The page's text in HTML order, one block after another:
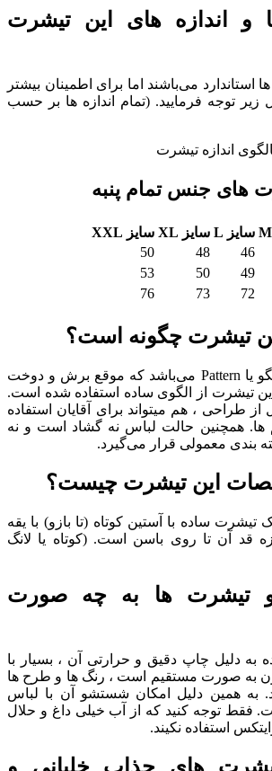
و اندازه های این تیشرت
استاندارد می‌باشند اما برای اطمینان بیشتر
توجه فرمایید. (تمام اندازه ها بر حسب
های جنس تمام پنبه
سایز L سایز XL
سایز XXL
46
48
50
49
50
53
72
73
76
تیشرت چگونه است؟
سبک دوخت، همان الگو یا Pattern می‌باشد که موقع برش و دوخت
تیشرت از الگوی ساده استفاده شده است.
طراحی ، هم میتواند برای آقایان استفاده
ها. همچنین حالت لباس نه گشاد است و نه
بندی معمولی قرار می‌گیرد.
این تیشرت چیست؟
ساده با آستین کوتاه (تا بازو) با یقه
قد آن تا روی باسن است. (کوتاه یا لانگ
تیشرت ها به چه صورت
به دلیل چاپ دقیق و حرارتی آن ، بسیار با
به صورت مستقیم است ، رنگ ها و طرح ها
به همین دلیل امکان شستشو آن با لباس
فقط توجه کنید که از آب خیلی داغ و حلال
استفاده نکیند.
های جذاب خلبانی و